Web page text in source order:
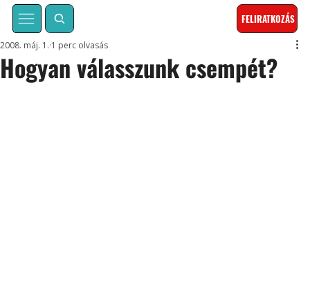
FELIRATKOZÁS
Hogyan válasszunk csempét?
2008. máj. 1. 1 perc olvasás